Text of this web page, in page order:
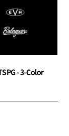
- 3-Color